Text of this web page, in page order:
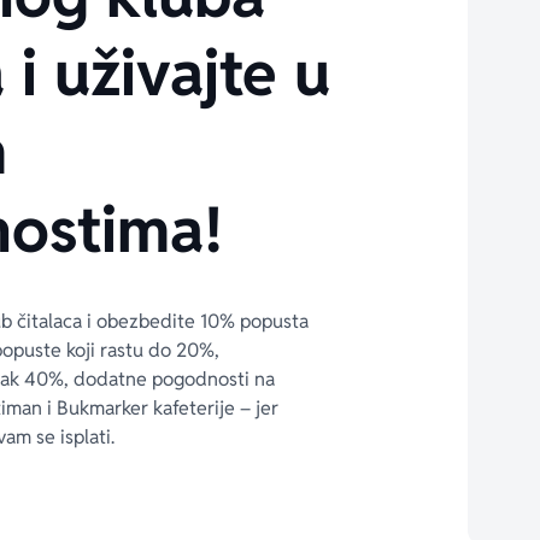
i uživajte u
čitalaca i obezbedite 10% popusta
koji rastu do 20%,
40%, dodatne pogodnosti na
i Bukmarker kafeterije – jer
se isplati.